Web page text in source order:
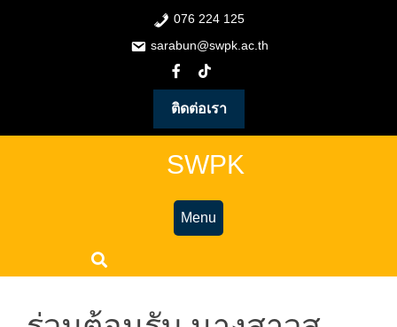
076 224 125
sarabun@swpk.ac.th
ติดต่อเรา
SWPK
Menu